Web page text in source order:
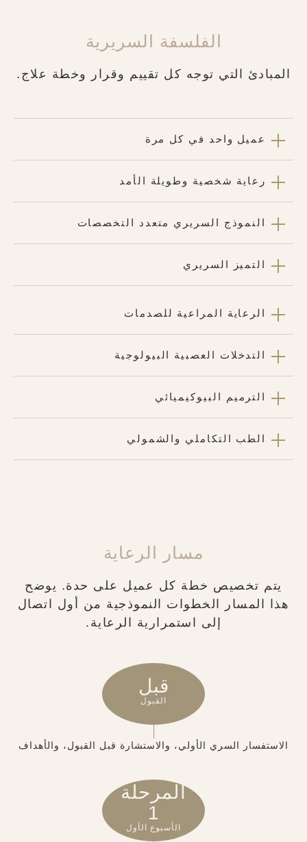
الفلسفة السريرية
المبادئ التي توجه كل تقييم وقرار وخطة علاج.
عميل واحد في كل مرة
رعاية شخصية وطويلة الأمد
النموذج السريري متعدد التخصصات
التميز السريري
الرعاية المراعية للصدمات
التدخلات العصبية البيولوجية
الترميم البيوكيميائي
الطب التكاملي والشمولي
مسار الرعاية
يتم تخصيص خطة كل عميل على حدة. يوضح
هذا المسار الخطوات النموذجية من أول اتصال
إلى استمرارية الرعاية.
قبل
القبول
الاستفسار السري الأولي، والاستشارة قبل القبول، والأهداف
المرحلة
1
الأسبوع الأول